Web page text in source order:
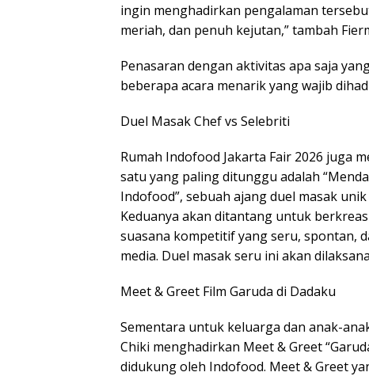
ingin menghadirkan pengalaman
meriah, dan penuh kejutan,” tambah
Penasaran dengan aktivitas apa saja
beberapa acara menarik yang wajib
Duel Masak Chef vs Selebriti
Rumah Indofood Jakarta Fair 2026 juga
satu yang paling ditunggu adalah
Indofood”, sebuah ajang duel masak
Keduanya akan ditantang untuk
suasana kompetitif yang seru, spontan,
media. Duel masak seru ini akan
Meet & Greet Film Garuda di Dadaku
Sementara untuk keluarga dan anak-
Chiki menghadirkan Meet & Greet
didukung oleh Indofood. Meet & Greet